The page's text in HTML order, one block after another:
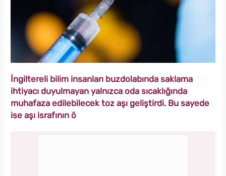
İngiltereli bilim insanları buzdolabında saklama
ihtiyacı duyulmayan yalnızca oda sıcaklığında
muhafaza edilebilecek toz aşı geliştirdi. Bu sayede
ise aşı israfının ö